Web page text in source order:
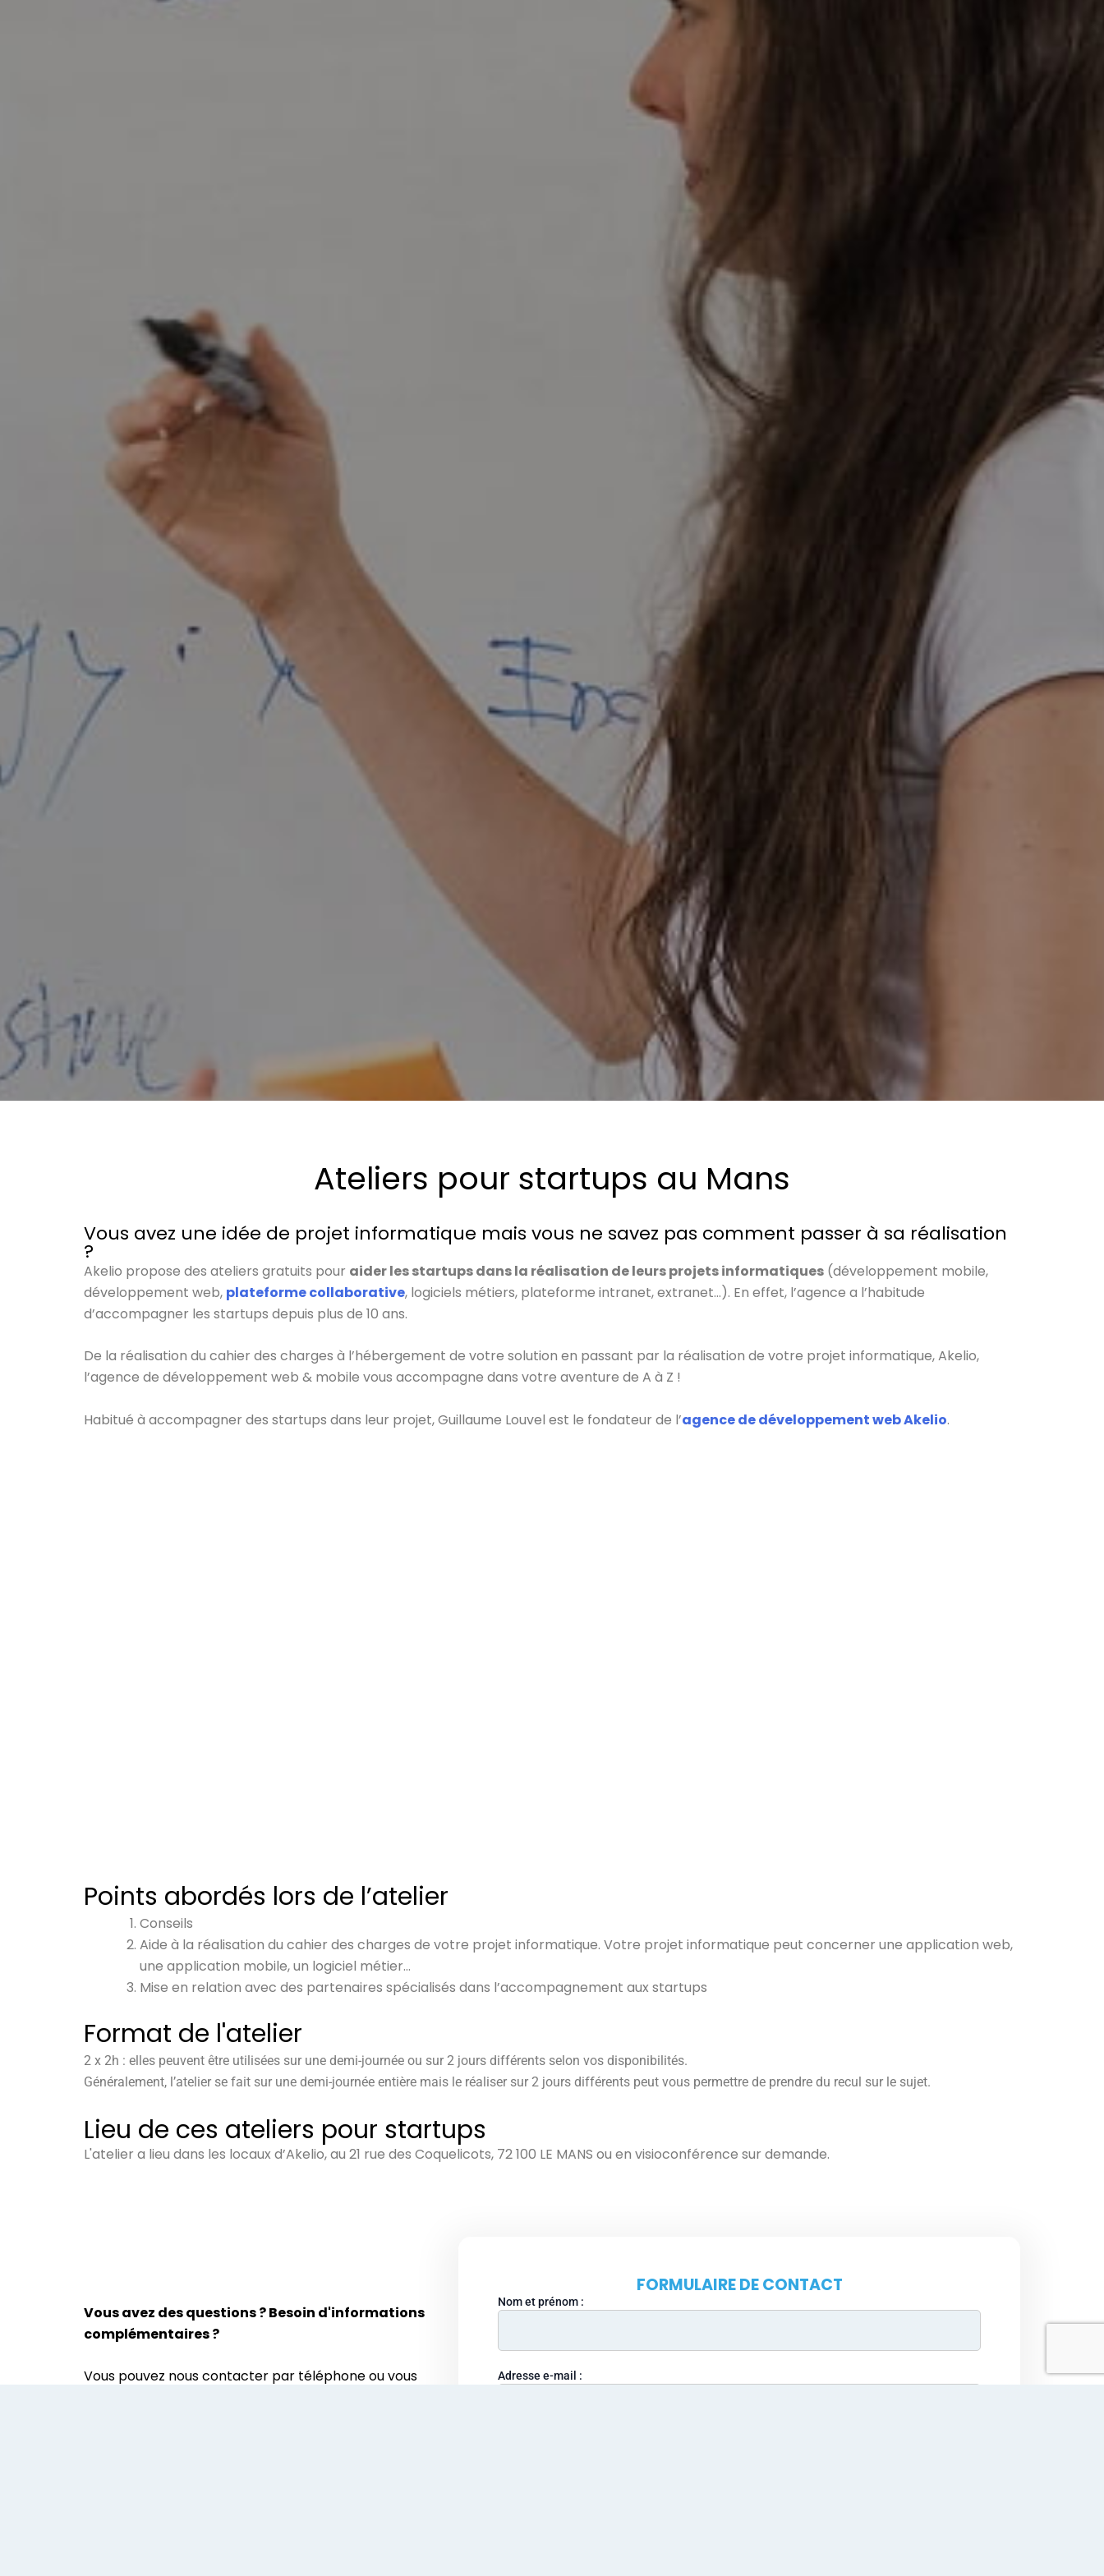
Ateliers pour startups au Mans
Vous avez une idée de projet informatique mais vous ne savez pas comment passer à sa réalisation
?
Akelio propose des ateliers gratuits pour aider les startups dans la réalisation de leurs projets informatiques (développement mobile,
développement web, plateforme collaborative, logiciels métiers, plateforme intranet, extranet…). En effet, l’agence a l’habitude
d’accompagner les startups depuis plus de 10 ans.
De la réalisation du cahier des charges à l’hébergement de votre solution en passant par la réalisation de votre projet informatique, Akelio,
l’agence de développement web & mobile vous accompagne dans votre aventure de A à Z !
Habitué à accompagner des startups dans leur projet, Guillaume Louvel est le fondateur de l’agence de développement web Akelio.
Points abordés lors de l’atelier
Conseils
Aide à la réalisation du cahier des charges de votre projet informatique. Votre projet informatique peut concerner une application web,
une application mobile, un logiciel métier…
Mise en relation avec des partenaires spécialisés dans l’accompagnement aux startups
Format de l'atelier
2 x 2h : elles peuvent être utilisées sur une demi-journée ou sur 2 jours différents selon vos disponibilités.
Généralement, l’atelier se fait sur une demi-journée entière mais le réaliser sur 2 jours différents peut vous permettre de prendre du recul sur le sujet.
Lieu de ces ateliers pour startups
L'atelier a lieu dans les locaux d’Akelio, au 21 rue des Coquelicots, 72 100 LE MANS ou en visioconférence sur demande.
Vous avez des questions ? Besoin d'informations
complémentaires ?
Vous pouvez nous contacter par téléphone ou vous
FORMULAIRE DE CONTACT
Nom et prénom :
Adresse e-mail :